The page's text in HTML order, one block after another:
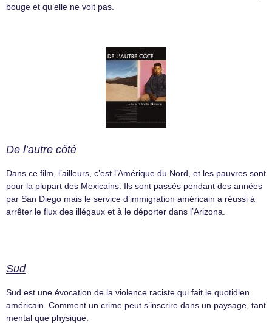
bouge et qu’elle ne voit pas.
De l’autre côté
Dans ce film, l’ailleurs, c’est l’Amérique du Nord, et les pauvres sont
pour la plupart des Mexicains. Ils sont passés pendant des années
par San Diego mais le service d’immigration américain a réussi à
arrêter le flux des illégaux et à le déporter dans l’Arizona.
Sud
Sud est une évocation de la violence raciste qui fait le quotidien
américain. Comment un crime peut s’inscrire dans un paysage, tant
mental que physique.